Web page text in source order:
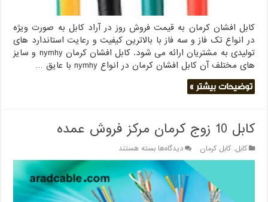
کابل افشان کرمان به قیمت فروش روز در آراد کابل به صورت ویژه
در انواع تک فاز و سه فاز با بالاترین کیفیت و رعایت استاندارد های
تولیدی به مشتریان ارائه می شود. کابل افشان کرمان nymhy و سایز
های مختلف آن کابل افشان کرمان در انواع nymhy با عایق …
توضیحات بیشتر »
کابل 10 زوج کرمان مرکز فروش عمده
کابل,کابل کرمان دیدگاه‌هابرای
کابل
10
زوج
کرمان
بسته هستند